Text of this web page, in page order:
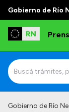
Gobierno de Río
Gobierno de Río